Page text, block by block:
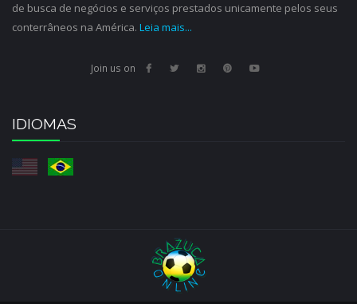
de busca de negócios e serviços prestados unicamente pelos seus
conterrâneos na América. Leia mais...
Join us on
IDIOMAS